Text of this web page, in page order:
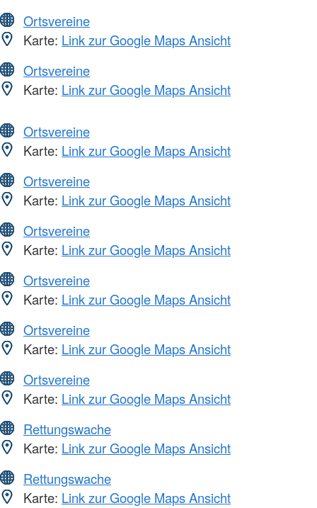
Ortsvereine
Karte: Link zur Google Maps Ansicht
Ortsvereine
Karte: Link zur Google Maps Ansicht
Ortsvereine
Karte: Link zur Google Maps Ansicht
Ortsvereine
Karte: Link zur Google Maps Ansicht
Ortsvereine
Karte: Link zur Google Maps Ansicht
Ortsvereine
Karte: Link zur Google Maps Ansicht
Ortsvereine
Karte: Link zur Google Maps Ansicht
Ortsvereine
Karte: Link zur Google Maps Ansicht
Rettungswache
Karte: Link zur Google Maps Ansicht
Rettungswache
Karte: Link zur Google Maps Ansicht